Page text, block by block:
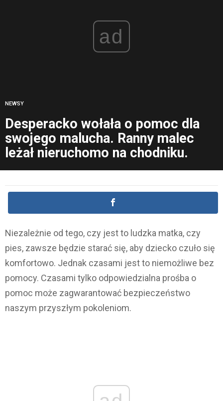
ad
NEWSY
Desperacko wołała o pomoc dla
swojego malucha. Ranny malec
leżał nieruchomo na chodniku.
Niezależnie od tego, czy jest to ludzka matka, czy
pies, zawsze będzie starać się, aby dziecko czuło się
komfortowo. Jednak czasami jest to niemożliwe bez
pomocy. Czasami tylko odpowiedzialna prośba o
pomoc może zagwarantować bezpieczeństwo
naszym przyszłym pokoleniom.